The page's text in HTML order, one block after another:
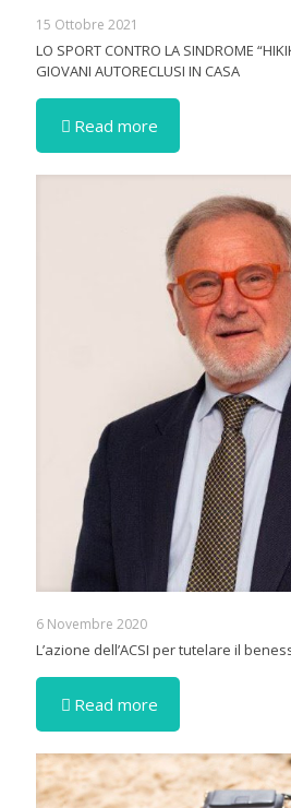
15 Ottobre 2021
LO SPORT CONTRO LA SINDROME
GIOVANI AUTORECLUSI IN CASA
Read more
6 Novembre 2020
L’azione dell’ACSI per tutelare il
Read more